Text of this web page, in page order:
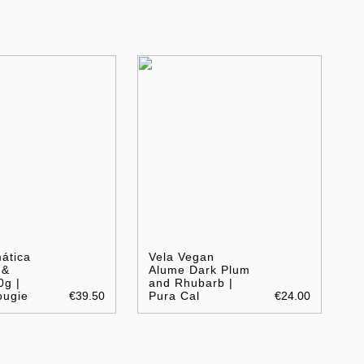
|
€39.50
Vela Vegan
Alume Dark Plum
and Rhubarb |
Pura Cal
€24.00